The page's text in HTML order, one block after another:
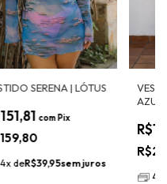
SERENA | LÓTUS
com Pix
4x deR$39,95sem juros
COM
4